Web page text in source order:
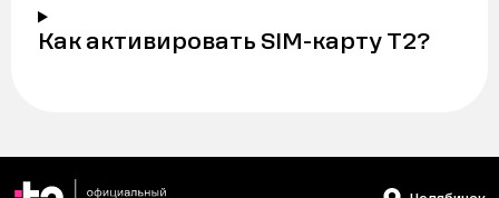
Как активировать SIM-карту Т2?